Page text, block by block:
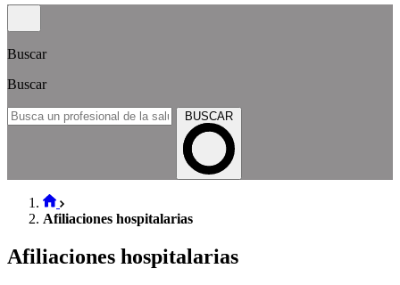
Buscar
Buscar
BUSCAR
Afiliaciones hospitalarias
Afiliaciones hospitalarias